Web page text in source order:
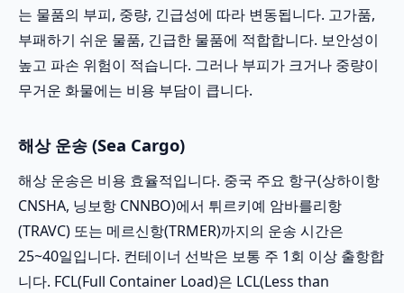
는 물품의 부피, 중량, 긴급성에 따라 변동됩니다. 고가품,
부패하기 쉬운 물품, 긴급한 물품에 적합합니다. 보안성이
높고 파손 위험이 적습니다. 그러나 부피가 크거나 중량이
무거운 화물에는 비용 부담이 큽니다.
해상 운송 (Sea Cargo)
해상 운송은 비용 효율적입니다. 중국 주요 항구(상하이항
CNSHA, 닝보항 CNNBO)에서 튀르키예 암바를리항
(TRAVC) 또는 메르신항(TRMER)까지의 운송 시간은
25~40일입니다. 컨테이너 선박은 보통 주 1회 이상 출항합
니다. FCL(Full Container Load)은 LCL(Less than